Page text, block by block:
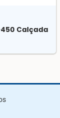
Calçada